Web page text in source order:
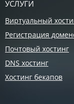
УСЛУГИ
Виртуальный
Регистрация
Почтовый хостинг
DNS хостинг
Хостинг бекапов